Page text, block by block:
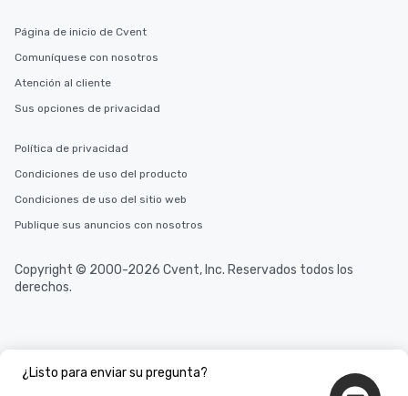
¿Listo para enviar su pregunta?
Página de inicio de Cvent
Comuníquese con nosotros
Atención al cliente
Sus opciones de privacidad
Política de privacidad
Condiciones de uso del producto
Condiciones de uso del sitio web
Publique sus anuncios con nosotros
Copyright © 2000-2026 Cvent, Inc. Reservados todos los
derechos.